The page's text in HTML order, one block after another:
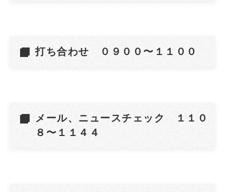
打ち合わせ ０９００〜１１００
メール、ニュースチェック １１０
８〜１１４４